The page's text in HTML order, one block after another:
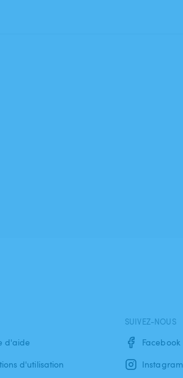
d'aide
d'utilisation
SUIVEZ-NOUS
Facebook
Instagram